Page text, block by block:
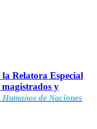
Relatora Especial
magistrados y
de Naciones